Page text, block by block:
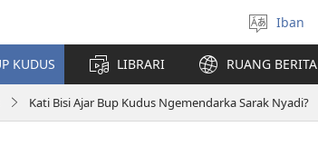
Pilih
bansa
jaku
Iban
KUDUS LIBRARI RUANG BERITA
Kati Bisi Ajar Bup Kudus Ngemendarka Sarak Nyadi?